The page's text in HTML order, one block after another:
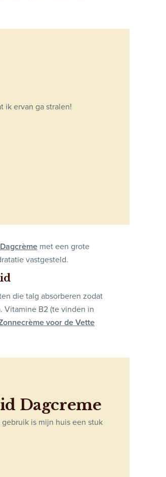
ik ervan ga stralen!
met een grote
vastgesteld.
die talg absorberen zodat
B2 (te vinden in
voor de Vette
Dagcreme
is mijn huis een stuk